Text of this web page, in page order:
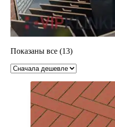
Показаны все (13)Цены:
возрастанию